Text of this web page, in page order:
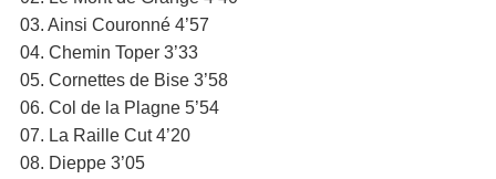
03. Ainsi Couronné 4’57
04. Chemin Toper 3’33
05. Cornettes de Bise 3’58
06. Col de la Plagne 5’54
07. La Raille Cut 4’20
08. Dieppe 3’05